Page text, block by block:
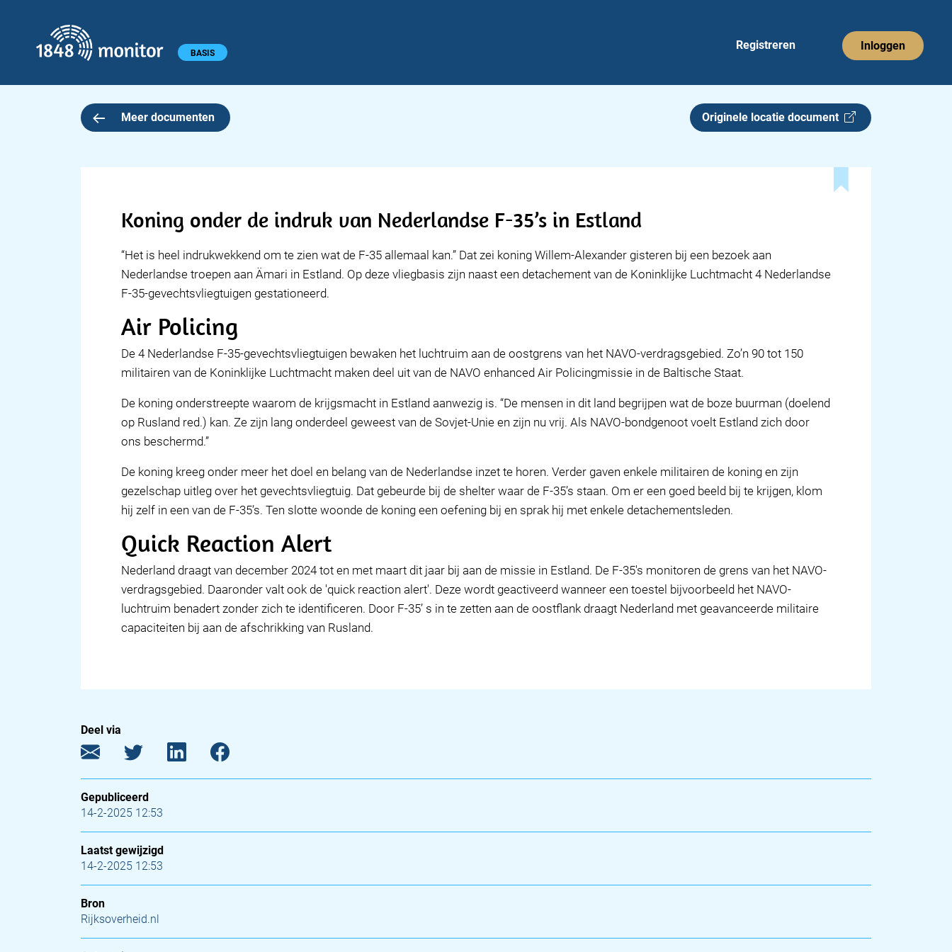
Hoofdmenu BASIS
Registreren Inloggen
Meer documenten Originele locatie document
Koning onder de indruk van Nederlandse F-35’s in Estland
“Het is heel indrukwekkend om te zien wat de F-35 allemaal kan.” Dat zei koning Willem-Alexander gisteren bij een bezoek aan
Nederlandse troepen aan Ämari in Estland. Op deze vliegbasis zijn naast een detachement van de Koninklijke Luchtmacht 4 Nederlandse
F-35-gevechtsvliegtuigen gestationeerd.
Air Policing
De 4 Nederlandse F-35-gevechtsvliegtuigen bewaken het luchtruim aan de oostgrens van het NAVO-verdragsgebied. Zo’n 90 tot 150
militairen van de Koninklijke Luchtmacht maken deel uit van de NAVO enhanced Air Policingmissie in de Baltische Staat.
De koning onderstreepte waarom de krijgsmacht in Estland aanwezig is. “De mensen in dit land begrijpen wat de boze buurman (doelend
op Rusland red.) kan. Ze zijn lang onderdeel geweest van de Sovjet-Unie en zijn nu vrij. Als NAVO-bondgenoot voelt Estland zich door
ons beschermd.”
De koning kreeg onder meer het doel en belang van de Nederlandse inzet te horen. Verder gaven enkele militairen de koning en zijn
gezelschap uitleg over het gevechtsvliegtuig. Dat gebeurde bij de shelter waar de F-35’s staan. Om er een goed beeld bij te krijgen, klom
hij zelf in een van de F-35’s. Ten slotte woonde de koning een oefening bij en sprak hij met enkele detachementsleden.
Quick Reaction Alert
Nederland draagt van december 2024 tot en met maart dit jaar bij aan de missie in Estland. De F-35's monitoren de grens van het NAVO-
verdragsgebied. Daaronder valt ook de 'quick reaction alert'. Deze wordt geactiveerd wanneer een toestel bijvoorbeeld het NAVO-
luchtruim benadert zonder zich te identificeren. Door F-35’ s in te zetten aan de oostflank draagt Nederland met geavanceerde militaire
capaciteiten bij aan de afschrikking van Rusland.
Deel via
Gepubliceerd
14-2-2025 12:53
Laatst gewijzigd
14-2-2025 12:53
Bron
Rijksoverheid.nl